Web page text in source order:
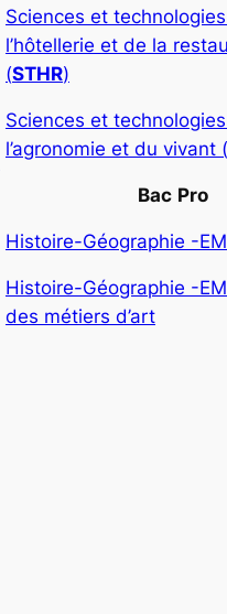
Sciences et
l’hôtellerie et de la
(STHR)
Sciences et
l’agronomie et du vivant (
Bac Pro
Histoire-Géographie -
Histoire-Géographie -
des métiers d’art